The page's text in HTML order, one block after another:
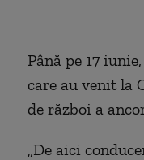
Până pe 17
care au venit la
de război a
„De aici